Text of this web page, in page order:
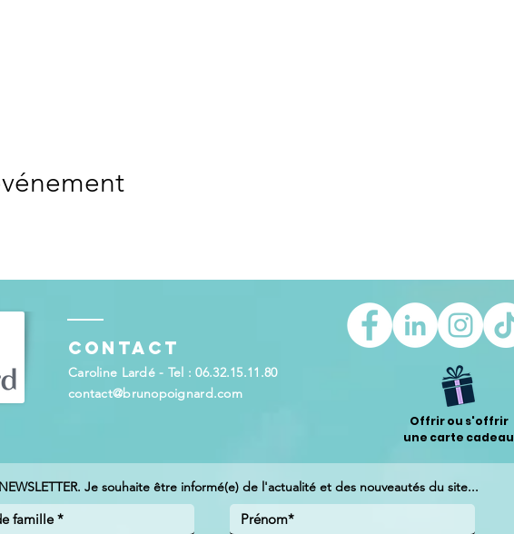
Contact
Caroline Lardé - Tel : 06.32.15.11.80
contact@brunopoignard.com
Offrir ou s'offrir
une carte cadeau
Je souhaite être informé(e) de l'actualité et des nouveautés du site...